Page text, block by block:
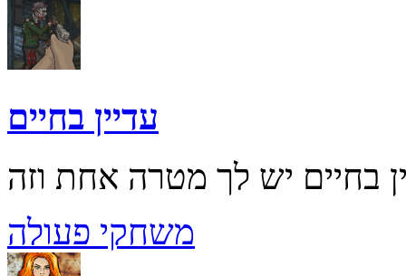
עדיין בחיים
משחקי פעולה